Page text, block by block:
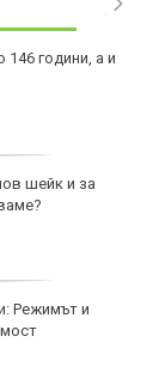
години, а и
шейк и за
Режимът и